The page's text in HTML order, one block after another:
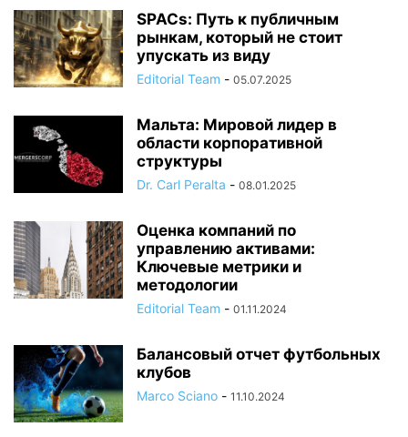
SPACs: Путь к публичным
рынкам, который не стоит
упускать из виду
Editorial Team - 05.07.2025
Мальта: Мировой лидер в
области корпоративной
структуры
Dr. Carl Peralta - 08.01.2025
Оценка компаний по
управлению активами:
Ключевые метрики и
методологии
Editorial Team - 01.11.2024
Балансовый отчет футбольных
клубов
Marco Sciano - 11.10.2024